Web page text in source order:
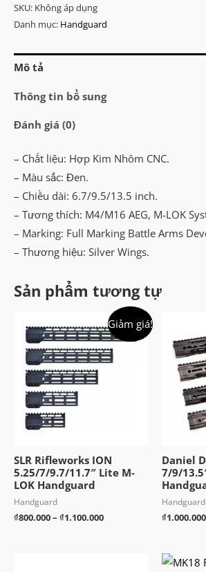
RigidRail
M-
LOK
Handguard
lượng
SKU: Không áp dụng
Danh mục: Handguard
Mô tả
Thông tin bổ sung
Đánh giá (0)
– Chất liệu: Hợp Kim Nhôm CNC.
– Màu sắc: Đen.
– Chiều dài: 6.7/9.5/13.5 inch.
– Tương thích: M4/M16 AEG, M-LOK
– Marking: Full Marking Battle Arms
– Thương hiệu: Silver Wings.
Sản phẩm tương tự
Giảm giá!
SLR Rifleworks ION
5.25/7/9.7/11.7″ Lite M-
LOK Handguard
Handguard
₫800.000– ₫1.100.000Khoảng
Daniel
7/9/
Handguard
₫1.000.000